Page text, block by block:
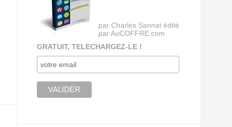
par Charles Sannat édité
par AuCOFFRE.com
GRATUIT, TELECHARGEZ-LE !